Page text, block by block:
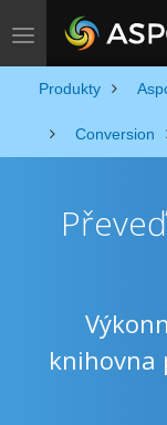
Toggle navigation
Produkty
Conversion
knihovna